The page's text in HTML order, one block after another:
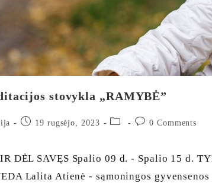
stovykla „RAMYBĖ”
19 rugsėjo, 2023 0 Comments
DĖL SAVĘS Spalio 09 d. - Spalio 15 d.
Lalita Atienė - sąmoningos